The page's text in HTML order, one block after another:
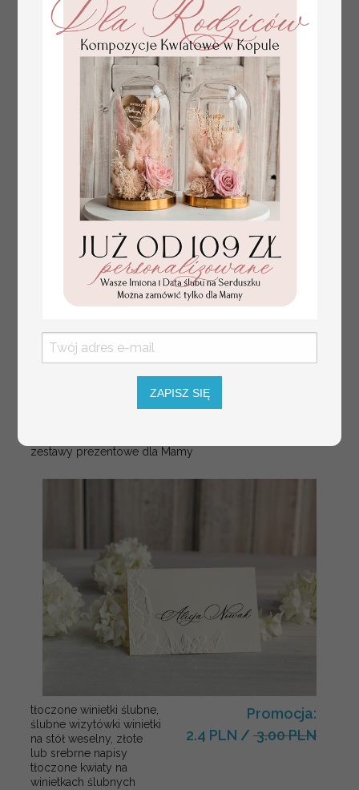
zawieszkach ślubnych,
zawieszki ze złotymi
literami i perełkami
Fajne pomysły na prezent dla
zestawy prezentowe dla Mamy
tłoczone winietki ślubne,
ślubne wizytówki winietki
na stół weselny, złote
lub srebrne napisy
tłoczone kwiaty na
winietkach ślubnych
Promocja:
2.4 PLN / 3.00 PLN
ZAPISZ SIĘ